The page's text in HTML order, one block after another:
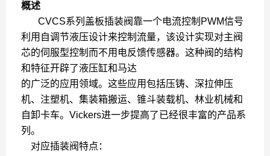
概述
CVCS系列盖板插装阀靠一个电流控制PWM信号
利用自调节液压设计来控制流量，该设计实现对主阀
芯的伺服型控制而不用电反馈传感器。这种阀的结构
和特征开辟了液压缸和马达
的广泛的应用领域。这些应用包括压铸、深拉伸压
机、注塑机、集装箱搬运、锥斗装载机、林业机械和
自卸卡车。Vickers进一步提高了已经很丰富的产品系
列。
对应插装阀特点：